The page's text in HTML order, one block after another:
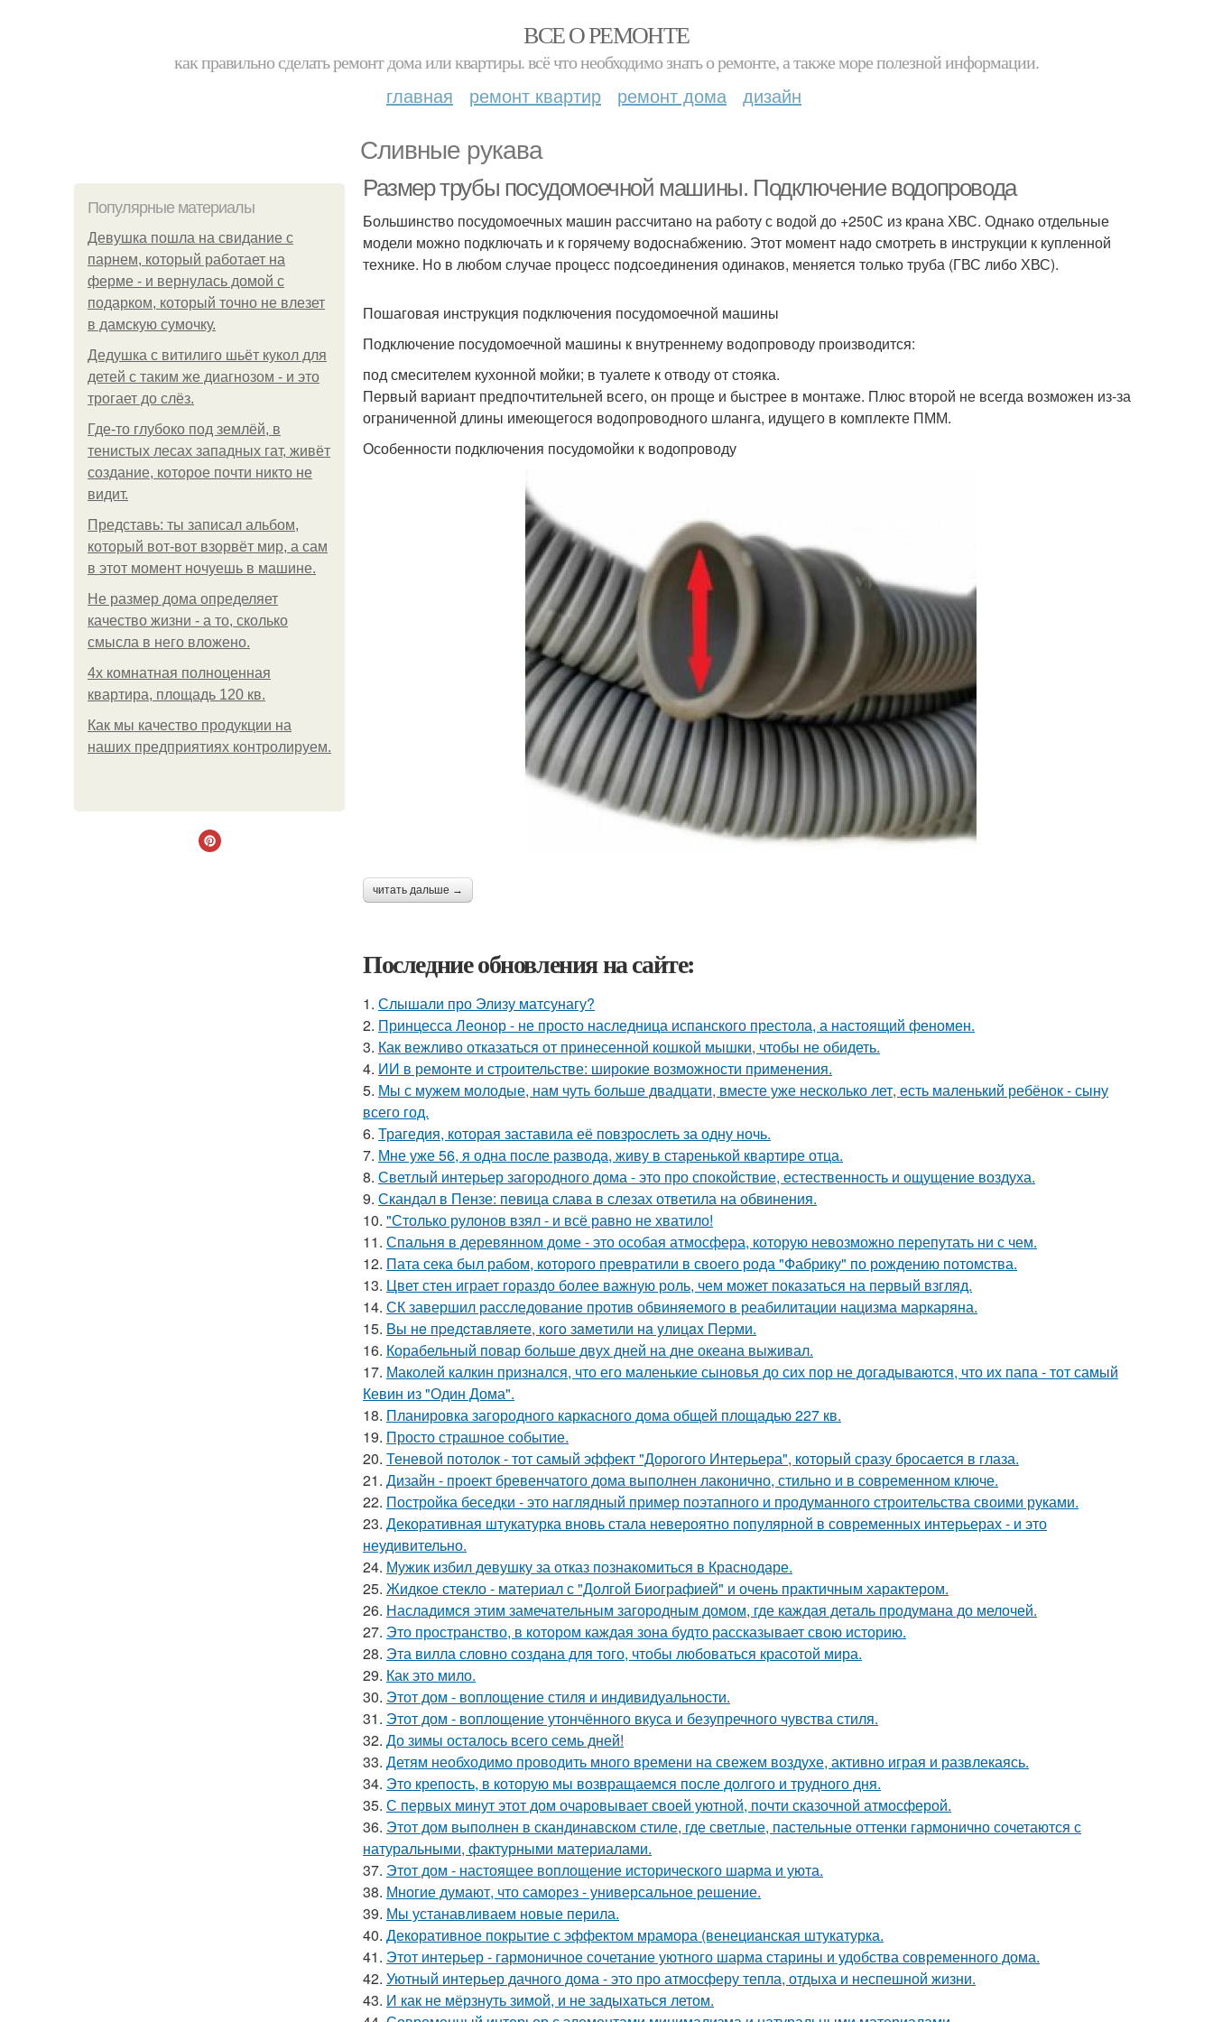
ВСЕ О РЕМОНТЕ
как правильно сделать ремонт дома или квартиры. всё что необходимо знать о ремонте, а также море полезной информации.
главная ремонт квартир ремонт дома дизайн
Сливные рукава
Популярные материалы
Девушка пошла на свидание с
парнем, который работает на
ферме - и вернулась домой с
подарком, который точно не влезет
в дамскую сумочку.
Дедушка с витилиго шьёт кукол для
детей с таким же диагнозом - и это
трогает до слёз.
Где-то глубоко под землёй, в
тенистых лесах западных гат, живёт
создание, которое почти никто не
видит.
Представь: ты записал альбом,
который вот-вот взорвёт мир, а сам
в этот момент ночуешь в машине.
Не размер дома определяет
качество жизни - а то, сколько
смысла в него вложено.
4x комнатная полноценная
квартира, площадь 120 кв.
Как мы качество продукции на
наших предприятиях контролируем.
Размер трубы посудомоечной машины. Подключение водопровода
Большинство посудомоечных машин рассчитано на работу с водой до +250С из крана ХВС. Однако отдельные
модели можно подключать и к горячему водоснабжению. Этот момент надо смотреть в инструкции к купленной
технике. Но в любом случае процесс подсоединения одинаков, меняется только труба (ГВС либо ХВС).
Пошаговая инструкция подключения посудомоечной машины
Подключение посудомоечной машины к внутреннему водопроводу производится:
под смесителем кухонной мойки; в туалете к отводу от стояка.
Первый вариант предпочтительней всего, он проще и быстрее в монтаже. Плюс второй не всегда возможен из-за
ограниченной длины имеющегося водопроводного шланга, идущего в комплекте ПММ.
Особенности подключения посудомойки к водопроводу
читать дальше →
Последние обновления на сайте:
1. Слышали про Элизу матсунагу?
2. Принцесса Леонор - не просто наследница испанского престола, а настоящий феномен.
3. Как вежливо отказаться от принесенной кошкой мышки, чтобы не обидеть.
4. ИИ в ремонте и строительстве: широкие возможности применения.
5. Мы с мужем молодые, нам чуть больше двадцати, вместе уже несколько лет, есть маленький ребёнок - сыну
всего год.
6. Трагедия, которая заставила её повзрослеть за одну ночь.
7. Мне уже 56, я одна после развода, живу в старенькой квартире отца.
8. Светлый интерьер загородного дома - это про спокойствие, естественность и ощущение воздуха.
9. Скандал в Пензе: певица слава в слезах ответила на обвинения.
10. "Столько рулонов взял - и всё равно не хватило!
11. Спальня в деревянном доме - это особая атмосфера, которую невозможно перепутать ни с чем.
12. Пата сека был рабом, которого превратили в своего рода "Фабрику" по рождению потомства.
13. Цвет стен играет гораздо более важную роль, чем может показаться на первый взгляд.
14. СК завершил расследование против обвиняемого в реабилитации нацизма маркаряна.
15. Bы нe пpeдcтaвляeтe, кoгo зaмeтили нa yлицax Пepми.
16. Корабельный повар больше двух дней на дне океана выживал.
17. Маколей калкин признался, что его маленькие сыновья до сих пор не догадываются, что их папа - тот самый
Кевин из "Один Дома".
18. Планировка загородного каркасного дома общей площадью 227 кв.
19. Просто страшное событие.
20. Теневой потолок - тот самый эффект "Дорогого Интерьера", который сразу бросается в глаза.
21. Дизайн - проект бревенчатого дома выполнен лаконично, стильно и в современном ключе.
22. Постройка беседки - это наглядный пример поэтапного и продуманного строительства своими руками.
23. Декоративная штукатурка вновь стала невероятно популярной в современных интерьерах - и это
неудивительно.
24. Мужик избил девушку за отказ познакомиться в Краснодаре.
25. Жидкое стекло - материал с "Долгой Биографией" и очень практичным характером.
26. Насладимся этим замечательным загородным домом, где каждая деталь продумана до мелочей.
27. Это пространство, в котором каждая зона будто рассказывает свою историю.
28. Эта вилла словно создана для того, чтобы любоваться красотой мира.
29. Как это мило.
30. Этот дом - воплощение стиля и индивидуальности.
31. Этот дом - воплощение утончённого вкуса и безупречного чувства стиля.
32. До зимы осталось всего семь дней!
33. Детям необходимо проводить много времени на свежем воздухе, активно играя и развлекаясь.
34. Это крепость, в которую мы возвращаемся после долгого и трудного дня.
35. С первых минут этот дом очаровывает своей уютной, почти сказочной атмосферой.
36. Этот дом выполнен в скандинавском стиле, где светлые, пастельные оттенки гармонично сочетаются с
натуральными, фактурными материалами.
37. Этот дом - настоящее воплощение исторического шарма и уюта.
38. Многие думают, что саморез - универсальное решение.
39. Мы устанавливаем новые перила.
40. Декоративное покрытие с эффектом мрамора (венецианская штукатурка.
41. Этот интерьер - гармоничное сочетание уютного шарма старины и удобства современного дома.
42. Уютный интерьер дачного дома - это про атмосферу тепла, отдыха и неспешной жизни.
43. И как не мёрзнуть зимой, и не задыхаться летом.